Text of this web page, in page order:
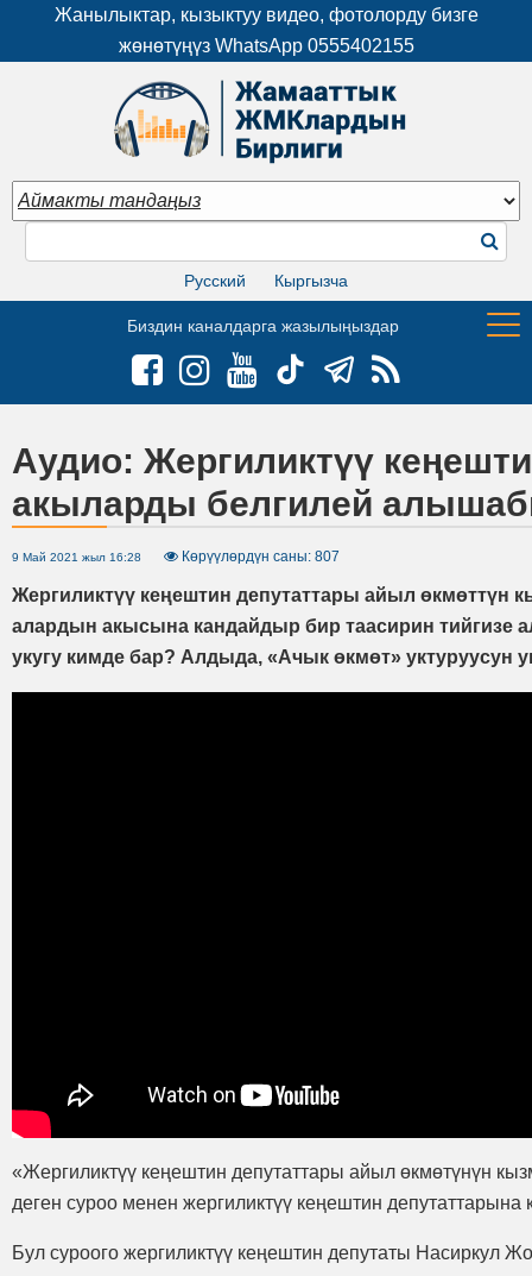
Жанылыктар, кызыктуу видео, фотолорду бизге
жөнөтүңүз WhatsApp 0555402155
Русский Кыргызча
Биздин каналдарга жазылыңыздар
Аудио: Жергиликтүү
акыларды белгилей
9 Май 2021 жыл 16:28 Көрүүлөрдүн саны: 807
Жергиликтүү кеңештин депутаттары айыл өкмөттүн
алардын акысына кандайдыр бир таасирин
укугу кимде бар? Алдыда, «Ачык өкмөт» уктуруусун
«Жергиликтүү кеңештин депутаттары айыл өкмөтүнүн
деген суроо менен жергиликтүү кеңештин депутаттарына
Бул суроого жергиликтүү кеңештин депутаты Насиркул